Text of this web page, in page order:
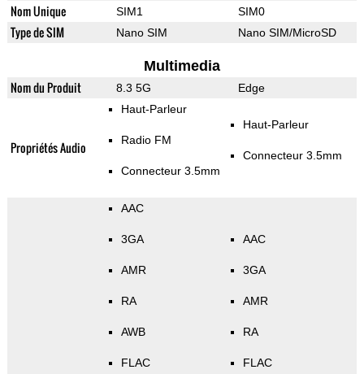
Nom Unique SIM1 SIM0
Type de SIM Nano SIM Nano SIM/MicroSD
Multimedia
Nom du Produit 8.3 5G Edge
Propriétés Audio
Haut-Parleur
Radio FM
Connecteur 3.5mm
Haut-Parleur
Connecteur 3.5mm
AAC
3GA
AMR
RA
AWB
FLAC
AAC
3GA
AMR
RA
FLAC